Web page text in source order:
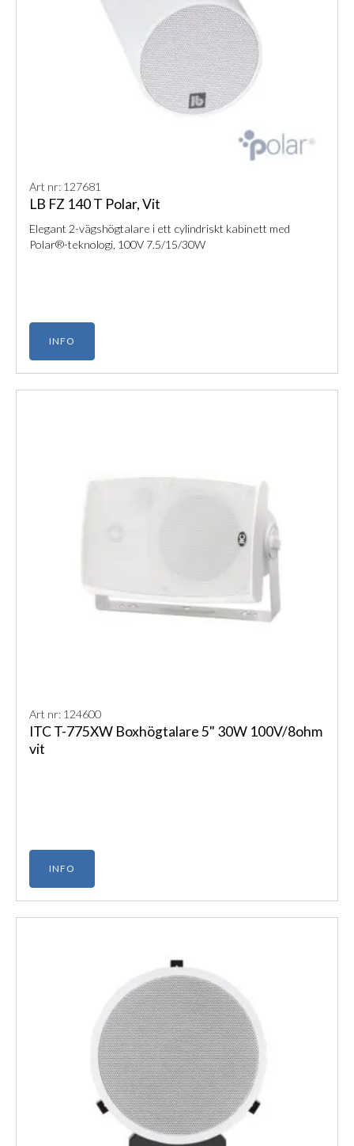
Art nr: 127681
LB FZ 140 T Polar, Vit
Elegant 2-vägshögtalare i ett cylindriskt kabinett med
Polar®-teknologi, 100V 7.5/15/30W
INFO
Art nr: 124600
ITC T-775XW Boxhögtalare 5" 30W 100V/8ohm
vit
INFO